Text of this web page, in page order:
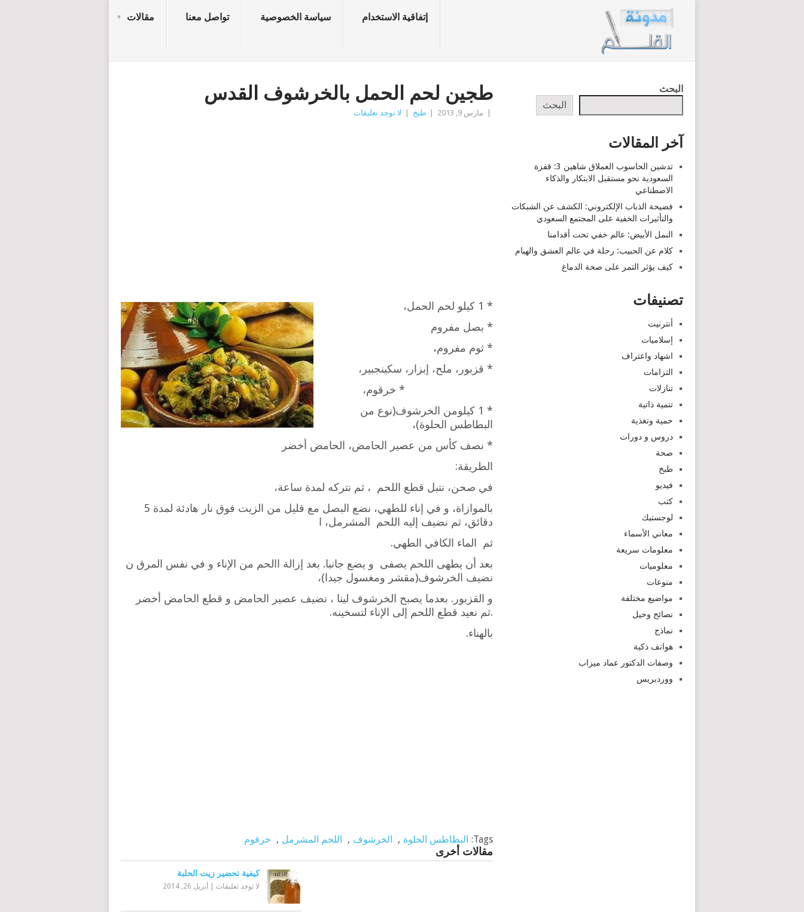
إتفاقية الاستخدام سياسة الخصوصية تواصل معنا مقالات
طجين لحم الحمل بالخرشوف القدس
مارس 9, 2013 طبخ لا توجد تعليقات
* 1 كيلو لحم الحمل،
* بصل مفروم
* ثوم مفروم،
* قزبور، ملح، إبزار، سكينجبير،
* خرقوم،
* 1 كيلومن الخرشوف(نوع من
البطاطس الحلوة)،
* نصف كأس من عصير الحامض، الحامض أخضر
الطريقة:
في صحن، نتبل قطع اللحم ، ثم نتركه لمدة ساعة،
بالموازاة، و في إناء للطهي، نضع البصل مع قليل من الزيت فوق نار هادئة لمدة 5
دقائق، ثم نضيف إليه اللحم المشرمل، ا
ثم الماء الكافي الطهي.
بعد أن يطهى اللحم يصفى و يضع جانبا. بعد إزالة االحم من الإناء و في نفس المرق ن
نضيف الخرشوف(مقشر ومغسول جيدا)،
و القزبور. بعدما يصبح الخرشوف لينا ، نضيف عصير الحامض و قطع الحامض أخضر
.ثم نعيد قطع اللحم إلى الإناء لتسخينه.
بالهناء.
Tags: البطاطس الحلوة , الخرشوف , اللحم المشرمل , خرقوم
مقالات أخرى
كيفية تحضير زيت الحلبة
لا توجد تعليقات أبريل 26, 2014
البحث
البحث
آخر المقالات
تدشين الحاسوب العملاق شاهين 3: قفزة
السعودية نحو مستقبل الابتكار والذكاء
الاصطناعي
فضيحة الذباب الإلكتروني: الكشف عن الشبكات
والتأثيرات الخفية على المجتمع السعودي
النمل الأبيض: عالم خفي تحت أقدامنا
كلام عن الحبيب: رحلة في عالم العشق والهيام
كيف يؤثر التمر على صحة الدماغ
تصنيفات
أنترنيت
إسلاميات
اشهاد واعتراف
التزامات
تنازلات
تنمية ذاتية
حمية وتغذية
دروس و دورات
صحة
طبخ
فيديو
كتب
لوجستيك
معاني الأسماء
معلومات سريعة
معلوميات
منوعات
مواضيع مختلفة
نصائح وحيل
نماذج
هواتف ذكية
وصفات الدكتور عماد ميزاب
ووردبريس